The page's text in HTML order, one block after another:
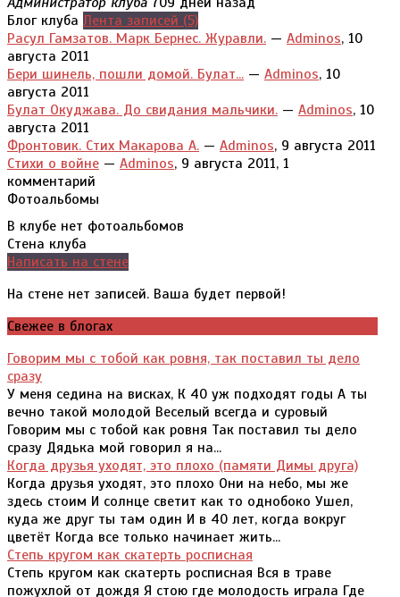
Блог клуба Лента записей (5)
Расул Гамзатов. Марк Бернес. Журавли. — Adminos, 10
августа 2011
Бери шинель, пошли домой. Булат... — Adminos, 10
августа 2011
Булат Окуджава. До свидания мальчики. — Adminos, 10
августа 2011
Фронтовик. Стих Макарова А. — Adminos, 9 августа 2011
Стихи о войне — Adminos, 9 августа 2011, 1
комментарий
Фотоальбомы
В клубе нет фотоальбомов
Стена клуба
Написать на стене
На стене нет записей. Ваша будет первой!
Свежее в блогах
Говорим мы с тобой как ровня, так поставил ты дело
сразу
У меня седина на висках, К 40 уж подходят годы А ты
вечно такой молодой Веселый всегда и суровый
Говорим мы с тобой как ровня Так поставил ты дело
сразу Дядька мой говорил я на...
Когда друзья уходят, это плохо (памяти Димы друга)
Когда друзья уходят, это плохо Они на небо, мы же
здесь стоим И солнце светит как то однобоко Ушел,
куда же друг ты там один И в 40 лет, когда вокруг
цветёт Когда все только начинает жить...
Степь кругом как скатерть росписная
Степь кругом как скатерть росписная Вся в траве
пожухлой от дождя Я стою где молодость играла Где